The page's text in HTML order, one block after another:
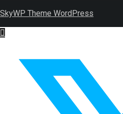
SkyWP Theme WordPress